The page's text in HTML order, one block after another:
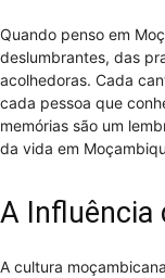
Quando penso em
deslumbrantes, das
acolhedoras. Cada
cada pessoa que
memórias são um
da vida em
A Influência
A cultura